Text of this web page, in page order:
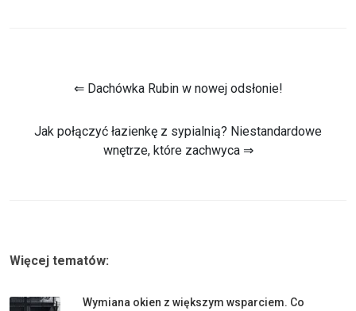
⇐ Dachówka Rubin w nowej odsłonie!
Jak połączyć łazienkę z sypialnią? Niestandardowe
wnętrze, które zachwyca ⇒
Więcej tematów:
Wymiana okien z większym wsparciem. Co